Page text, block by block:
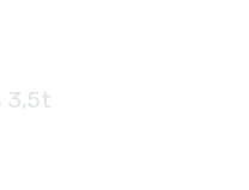
3,5t